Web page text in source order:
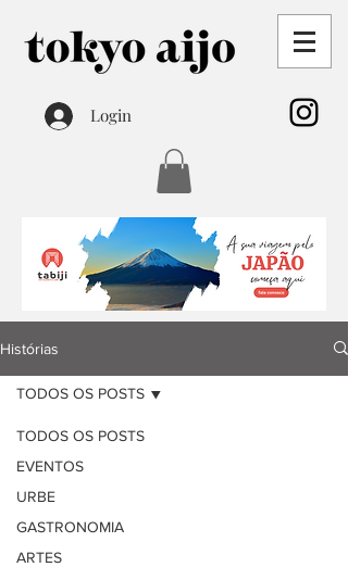
Login
Histórias
TODOS OS POSTS
EVENTOS
URBE
GASTRONOMIA
ARTES
TODOS OS POSTS